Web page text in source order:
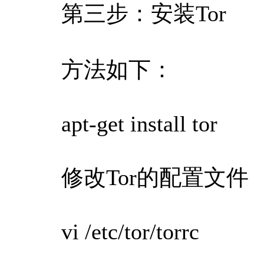
第三步：安装Tor
方法如下：
apt-get install tor
修改Tor的配置文件
vi /etc/tor/torrc